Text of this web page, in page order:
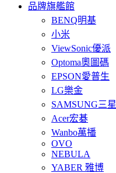
品牌旗艦館
BENQ明基
小米
ViewSonic優派
Optoma奧圖碼
EPSON愛普生
LG樂金
SAMSUNG三星
Acer宏碁
Wanbo萬播
OVO
NEBULA
YABER 雅博